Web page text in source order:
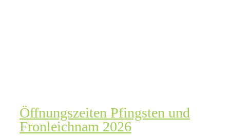
Öffnungszeiten Pfingsten und
Fronleichnam 2026